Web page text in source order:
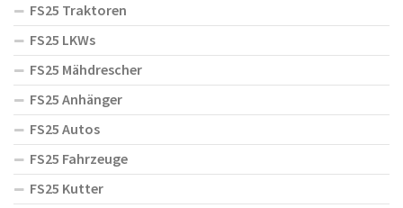
FS25 Traktoren
FS25 LKWs
FS25 Mähdrescher
FS25 Anhänger
FS25 Autos
FS25 Fahrzeuge
FS25 Kutter